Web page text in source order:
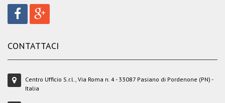
CONTATTACI
Centro Ufficio S.r.l., Via Roma n. 4 - 33087 Pasiano di Pordenone (PN) -
Italia